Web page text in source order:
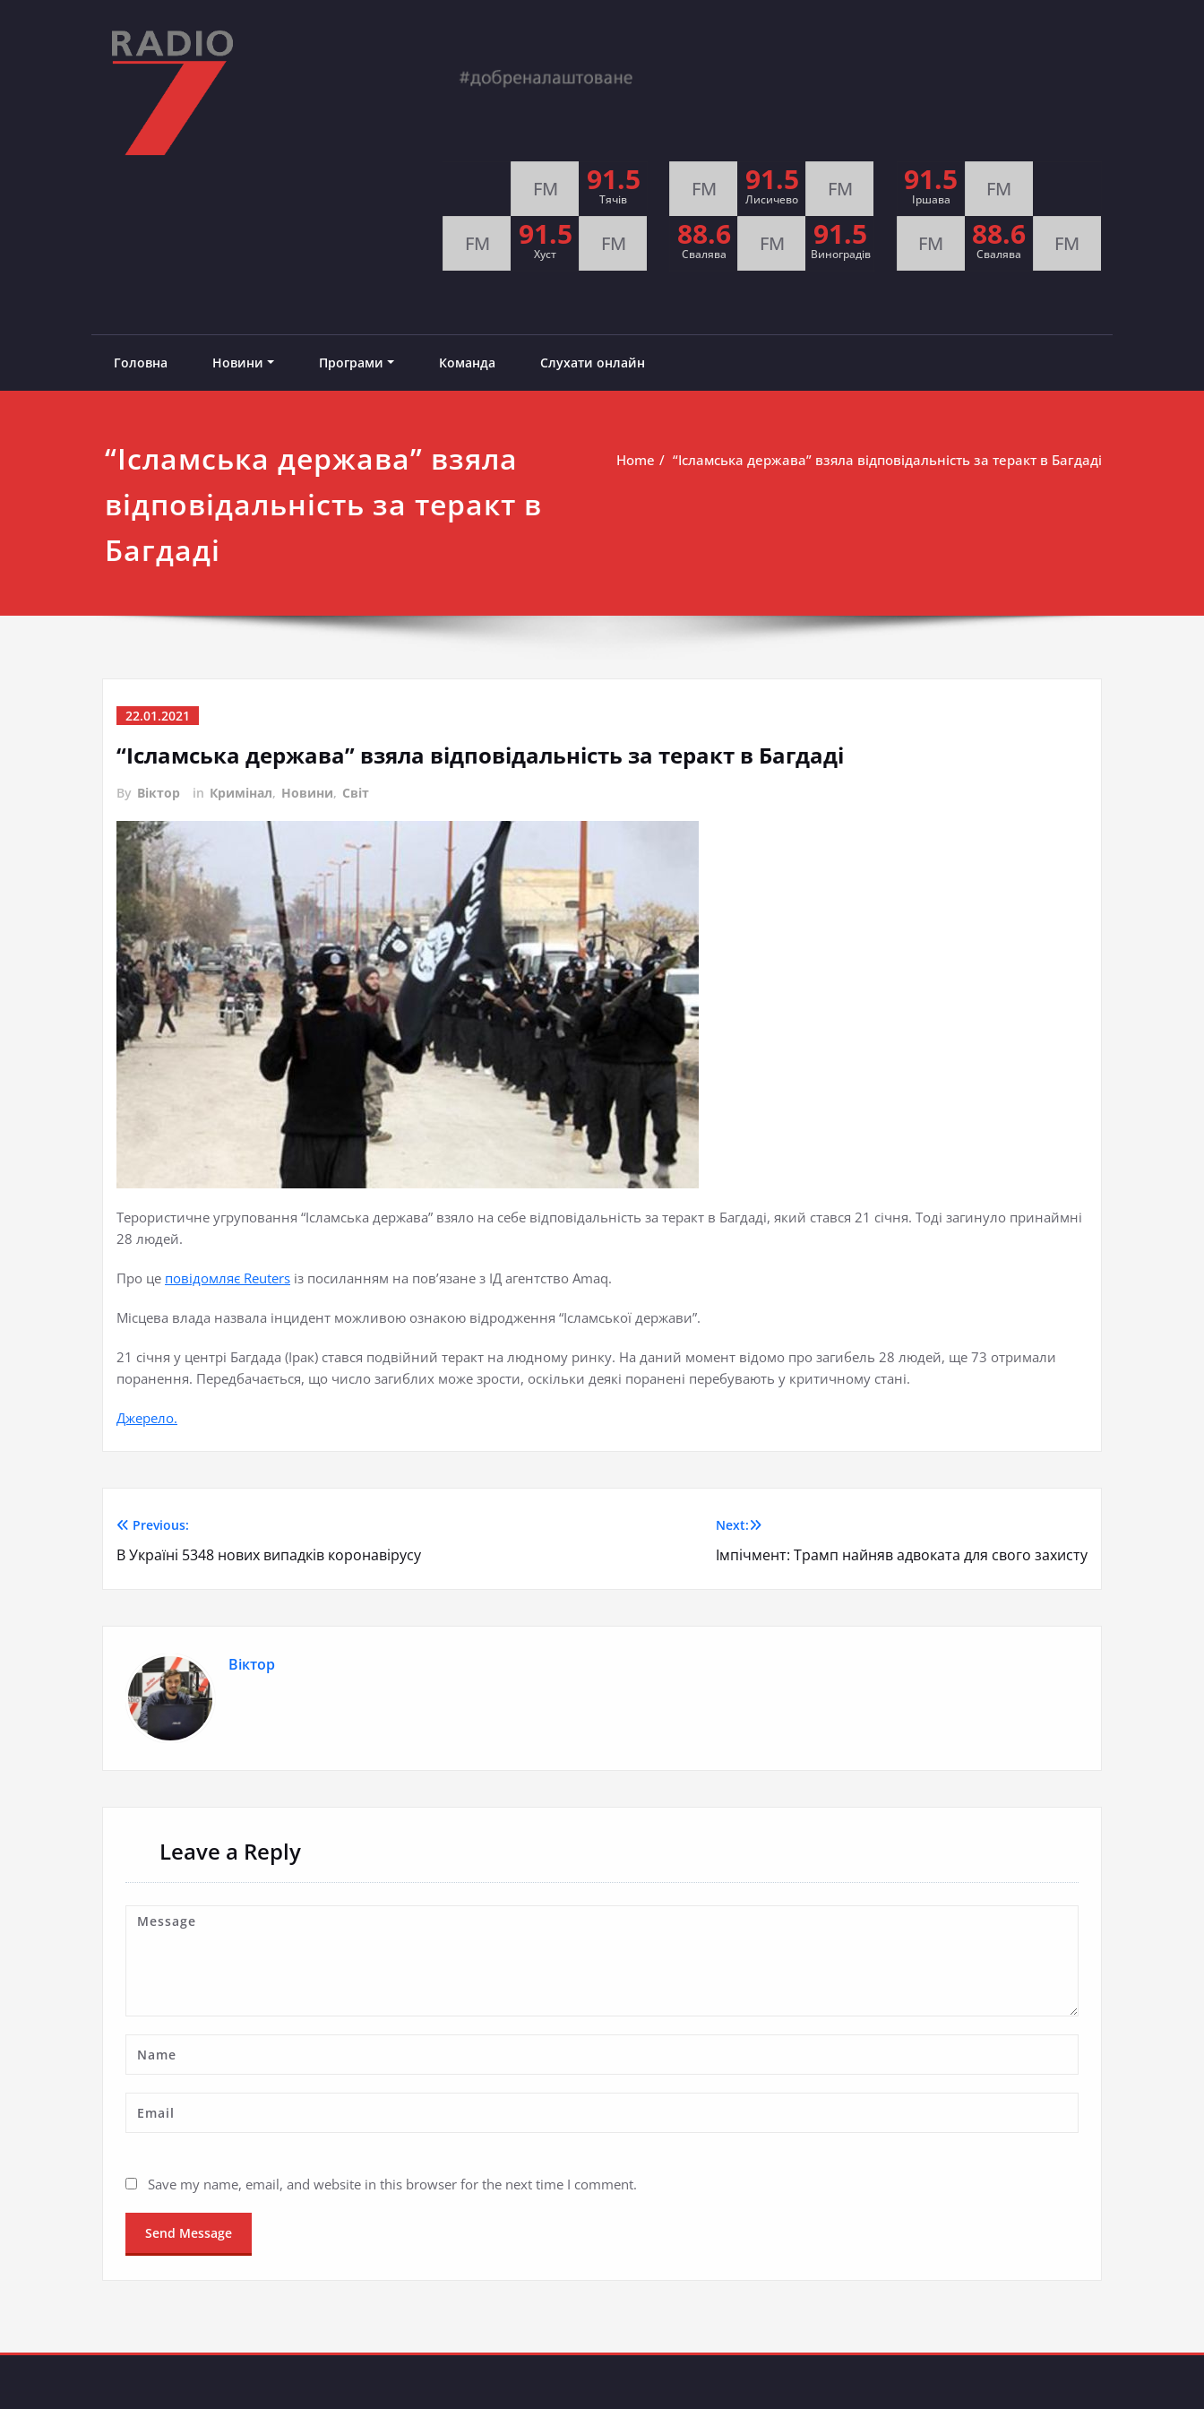
FM 91.5
Тячів
FM 91.5
Хуст FM
FM 91.5
Лисичево FM
88.6
Свалява FM 91.5
Виноградів
91.5
Іршава FM
FM 88.6
Cвалява FM
Головна Новини Програми Команда Слухати онлайн
“Ісламська держава” взяла
відповідальність за теракт в
Багдаді
Home “Ісламська держава” взяла відповідальність за теракт в Багдаді
22.01.2021
“Ісламська держава” взяла відповідальність за теракт в Багдаді
By Віктор in Кримінал, Новини, Світ
Терористичне угруповання “Ісламська держава” взяло на себе відповідальність за теракт в Багдаді, який стався 21 січня. Тоді загинуло принаймні
28 людей.
Про це повідомляє Reuters із посиланням на пов’язане з ІД агентство Amaq.
Місцева влада назвала інцидент можливою ознакою відродження “Ісламської держави”.
21 січня у центрі Багдада (Ірак) стався подвійний теракт на людному ринку. На даний момент відомо про загибель 28 людей, ще 73 отримали
поранення. Передбачається, що число загиблих може зрости, оскільки деякі поранені перебувають у критичному стані.
Джерело.
Previous:
В Україні 5348 нових випадків коронавірусу
Next:
Імпічмент: Трамп найняв адвоката для свого захисту
Віктор
Leave a Reply
Save my name, email, and website in this browser for the next time I comment.